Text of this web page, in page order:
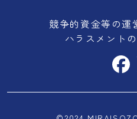
競争的資金等の運
ハラスメント